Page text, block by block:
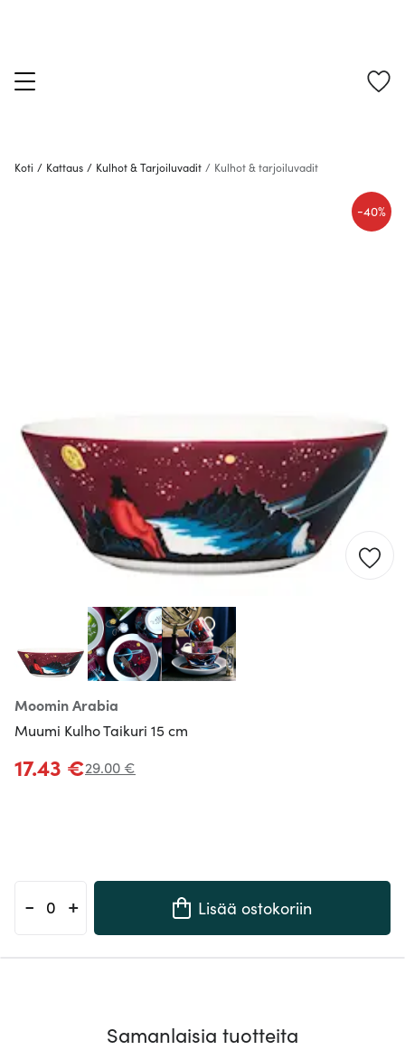
Koti / Kattaus / Kulhot & Tarjoiluvadit / Kulhot & tarjoiluvadit
Moomin Arabia
Muumi Kulho Taikuri 15 cm
-40%
17.43 €29.00 €
- + Lisää ostokoriin
Samanlaisia tuotteita